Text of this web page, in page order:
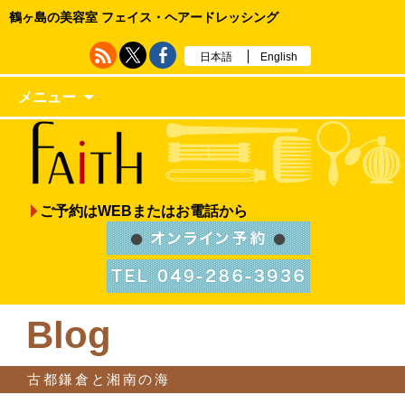
鶴ヶ島の美容室 フェイス・ヘアードレッシング
日本語 English
メニュー
ご予約はWEBまたはお電話から
Blog
古都鎌倉と湘南の海